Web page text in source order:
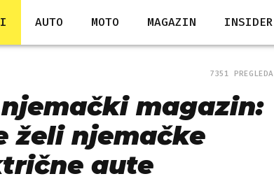
AUTO MOTO MAGAZIN INSIDER
7351 PREGLEDA
magazin:
želi njemačke
aute